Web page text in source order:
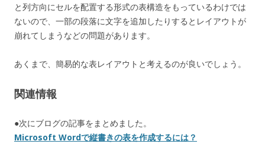
と列方向にセルを配置する形式の表構造をもっているわけでは
ないので、一部の段落に文字を追加したりするとレイアウトが
崩れてしまうなどの問題があります。
あくまで、簡易的な表レイアウトと考えるのが良いでしょう。
関連情報
●次にブログの記事をまとめました。
Microsoft Wordで縦書きの表を作成するには？